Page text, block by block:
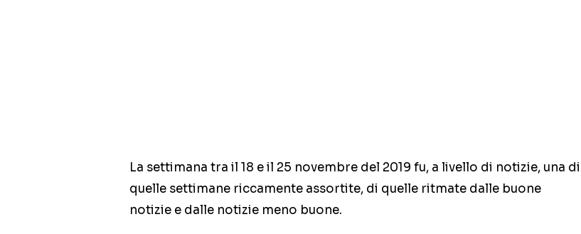
La settimana tra il 18 e il 25 novembre del 2019 fu, a livello di notizie, una di
quelle settimane riccamente assortite, di quelle ritmate dalle buone
notizie e dalle notizie meno buone.